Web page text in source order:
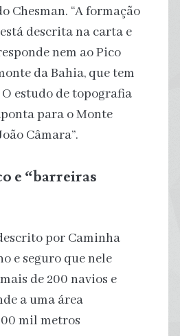
Chesman. “A formação
descrita na carta e
nem ao Pico
da Bahia, que tem
estudo de topografia
para o Monte
Câmara”.
e “barreiras
por Caminha
e seguro que nele
de 200 navios e
a uma área
mil metros